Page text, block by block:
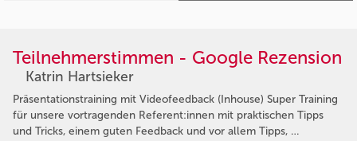
Teilnehmerstimmen - Google Rezension
Katrin Hartsieker
Präsentationstraining mit Videofeedback (Inhouse) Super Training
für unsere vortragenden Referent:innen mit praktischen Tipps
und Tricks, einem guten Feedback und vor allem Tipps, …